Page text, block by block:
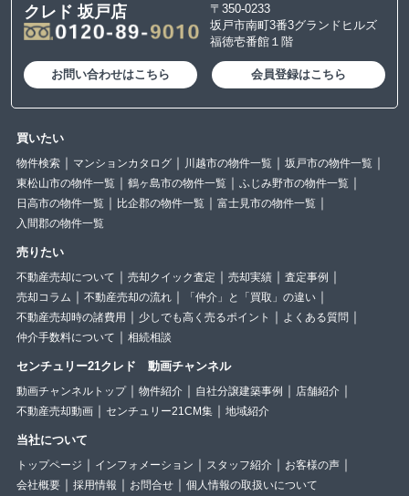
クレド 坂戸店
〒350-0233
坂戸市南町3番3グランドヒルズ
福徳壱番館１階
お問い合わせはこちら 会員登録はこちら
買いたい
物件検索 マンションカタログ 川越市の物件一覧
坂戸市の物件一覧
東松山市の物件一覧
鶴ヶ島市の物件一覧
ふじみ野市の物件一覧
日高市の物件一覧
比企郡の物件一覧
富士見市の物件一覧
入間郡の物件一覧
売りたい
不動産売却について 売却クイック査定 売却実績
査定事例
売却コラム
不動産売却の流れ
「仲介」と「買取」の違い
不動産売却時の諸費用
少しでも高く売るポイント
よくある質問
仲介手数料について
相続相談
センチュリー21クレド 動画チャンネル
動画チャンネルトップ 物件紹介 自社分譲建築事例
店舗紹介
不動産売却動画
センチュリー21CM集 地域紹介
当社について
トップページ インフォメーション スタッフ紹介
お客様の声
会社概要
採用情報 お問合せ 個人情報の取扱いについて